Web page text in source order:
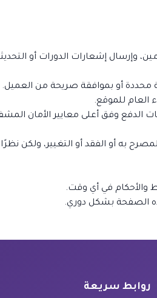
إشعارات الدورات أو
محددة أو بموافقة صريحة من العميل.
العام للموقع.
به أو الفقد أو التغيير، ولكن
والأحكام في أي وقت.
الصفحة بشكل دوري.
روابط سريعة